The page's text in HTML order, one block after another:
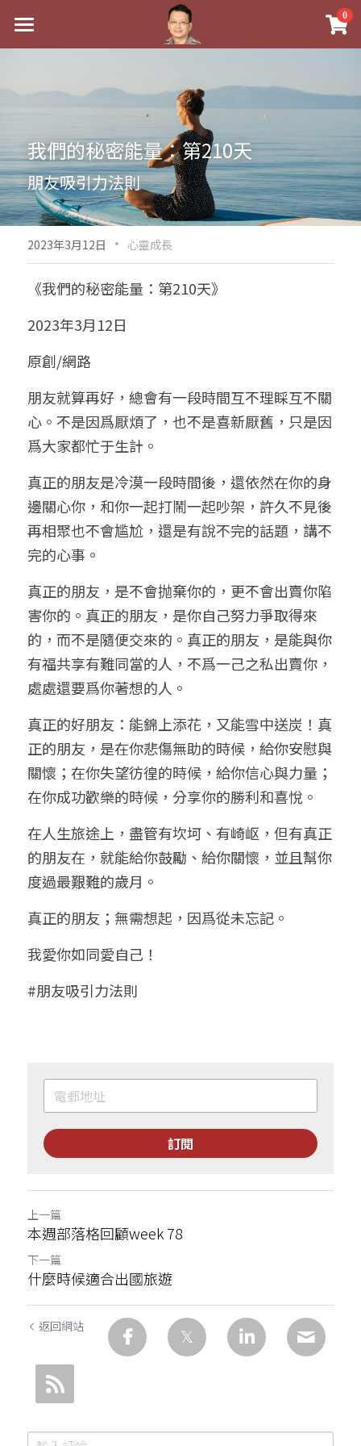
0
最新消息
關於我
祖傳命理
手工印鑑
課程介紹
五行八字學
後天派陽宅
Blog
黃金會員專區
八字雜記
心靈成長
人氣最高
站長精選
臉書生活
試閱專區
Podcast聽書
團隊訓練營
八字視頻
陽宅視頻
線上直播
線上學苑
八字初階班1
八字初階班2
八字進階班
八字中階班
五人實戰班
五行計算初階班
團隊訓練營
命理商城
八字完整班
《十神高階實戰錄》完整典藏版
科學八字推理PDF
小兒命名
我的著作
科學八字推理1
科學八字推理2
科學八字輕鬆學
輕鬆學會科學八字推理
與我預約
批命預約
常見問題
FB粉絲頁
登錄/註冊
搜索
繁體中文
繁體中文
0938617837
五行八字線上班
我們的秘密能量：第210天
朋友吸引力法則
2023年3月12日 · 心靈成長
《我們的秘密能量：第210天》
2023年3月12日
原創/網路
朋友就算再好，總會有一段時間互不理睬互不關
心。不是因爲厭煩了，也不是喜新厭舊，只是因
爲大家都忙于生計。
真正的朋友是冷漠一段時間後，還依然在你的身
邊關心你，和你一起打鬧一起吵架，許久不見後
再相聚也不會尴尬，還是有說不完的話題，講不
完的心事。
真正的朋友，是不會抛棄你的，更不會出賣你陷
害你的。真正的朋友，是你自己努力爭取得來
的，而不是隨便交來的。真正的朋友，是能與你
有福共享有難同當的人，不爲一己之私出賣你，
處處還要爲你著想的人。
真正的好朋友：能錦上添花，又能雪中送炭！真
正的朋友，是在你悲傷無助的時候，給你安慰與
關懷；在你失望彷徨的時候，給你信心與力量；
在你成功歡樂的時候，分享你的勝利和喜悅。
在人生旅途上，盡管有坎坷、有崎岖，但有真正
的朋友在，就能給你鼓勵、給你關懷，並且幫你
度過最艱難的歲月。
真正的朋友；無需想起，因爲從未忘記。
我愛你如同愛自己！
#朋友吸引力法則
訂閱
上一篇
本週部落格回顧week 78
下一篇
什麼時候適合出國旅遊
返回網站
×
商品分類
《十神高階實戰錄》完整典藏版
1美元超值PDF